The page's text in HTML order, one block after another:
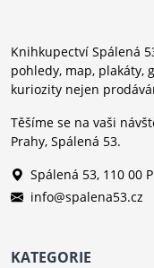
Knihkupectví Spálená
pohledy, map, plakáty,
kuriozity nejen
Těšíme se na vaši
Prahy, Spálená 53.
Spálená 53, 110 00
info@spalena53.cz
KATEGORIE